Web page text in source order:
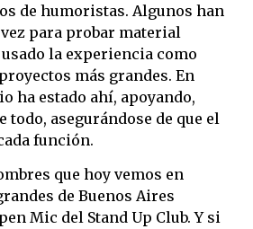
de humoristas. Algunos han
para probar material
la experiencia como
más grandes. En
ha estado ahí, apoyando,
todo, asegurándose de que el
función.
que hoy vemos en
de Buenos Aires
Mic del Stand Up Club. Y si